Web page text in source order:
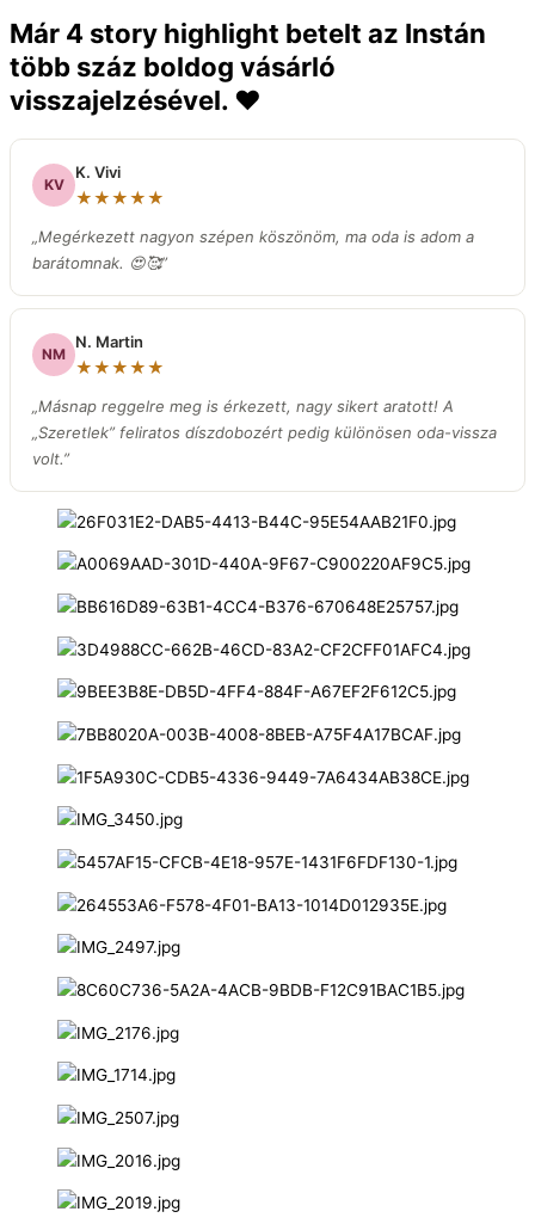
Már 4 story highlight betelt az Instán
több száz boldog vásárló
visszajelzésével. ❤️
KV
K. Vivi
★★★★★
„Megérkezett nagyon szépen köszönöm, ma oda is adom a
barátomnak. 😍🥰”
NM
N. Martin
★★★★★
„Másnap reggelre meg is érkezett, nagy sikert aratott! A
„Szeretlek” feliratos díszdobozért pedig különösen oda-vissza
volt.”